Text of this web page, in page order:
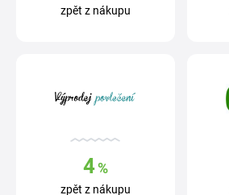
zpět z nákupu
4%
zpět z nákupu